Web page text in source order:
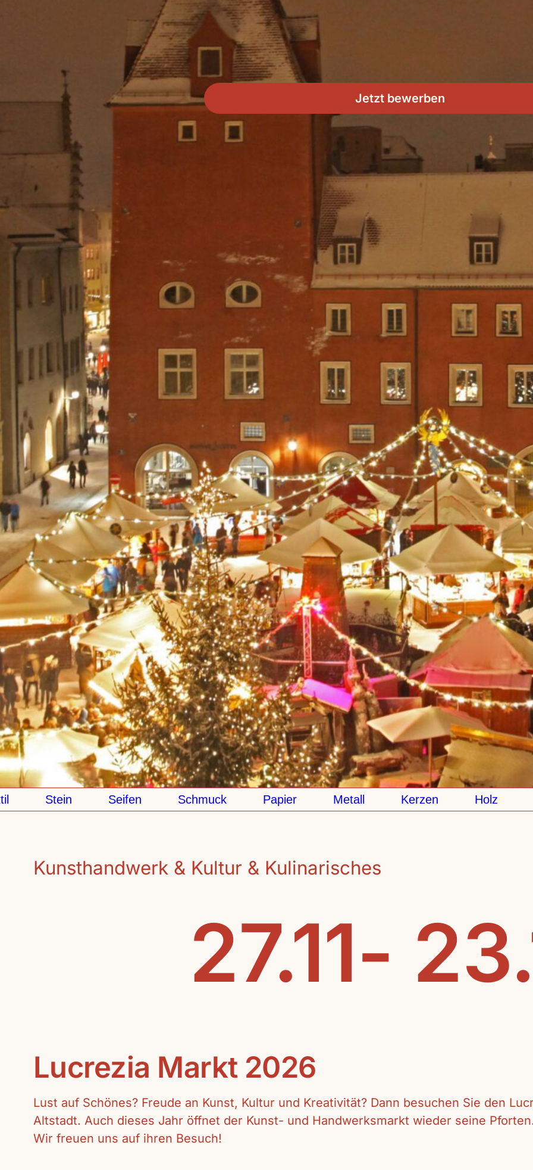
Jetzt bewerben
Stein Seifen Schmuck Papier Metall Kerzen Holz
Kunsthandwerk & Kultur & Kulinarisches
27.11-
Lucrezia Markt 2026
Lust auf Schönes? Freude an Kunst, Kultur und Kreativität? Dann besuchen Sie den
Altstadt. Auch dieses Jahr öffnet der Kunst- und Handwerksmarkt wieder seine
Wir freuen uns auf ihren Besuch!